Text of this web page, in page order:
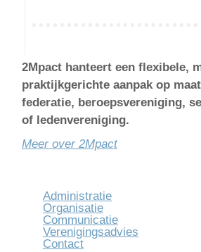
2Mpact hanteert een flexibele,
praktijkgerichte aanpak op
federatie, beroepsvereniging,
of ledenvereniging.
Meer over 2Mpact
Administratie
Organisatie
Communicatie
Verenigingsadvies
Contact